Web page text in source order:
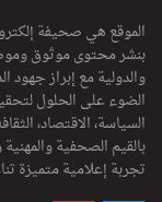
الموقع هي صحيفة
بنشر محتوى موثوق
والدولية مع إبراز جهود
الضوء على الحلول
السياسة، الاقتصاد،
بالقيم الصحفية
تجربة إعلامية متميزة